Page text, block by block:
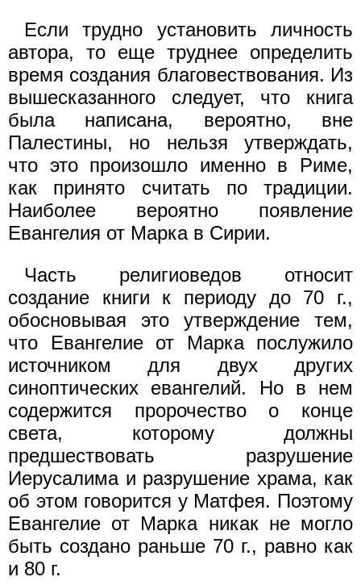
Если трудно установить личность
автора, то еще труднее определить
время создания благовествования. Из
вышесказанного следует, что книга
была написана, вероятно, вне
Палестины, но нельзя утверждать,
что это произошло именно в Риме,
как принято считать по традиции.
Наиболее вероятно появление
Евангелия от Марка в Сирии.
Часть религиоведов относит
создание книги к периоду до 70 г.,
обосновывая это утверждение тем,
что Евангелие от Марка послужило
источником для двух других
синоптических евангелий. Но в нем
содержится пророчество о конце
света, которому должны
предшествовать разрушение
Иерусалима и разрушение храма, как
об этом говорится у Матфея. Поэтому
Евангелие от Марка никак не могло
быть создано раньше 70 г., равно как
и 80 г.